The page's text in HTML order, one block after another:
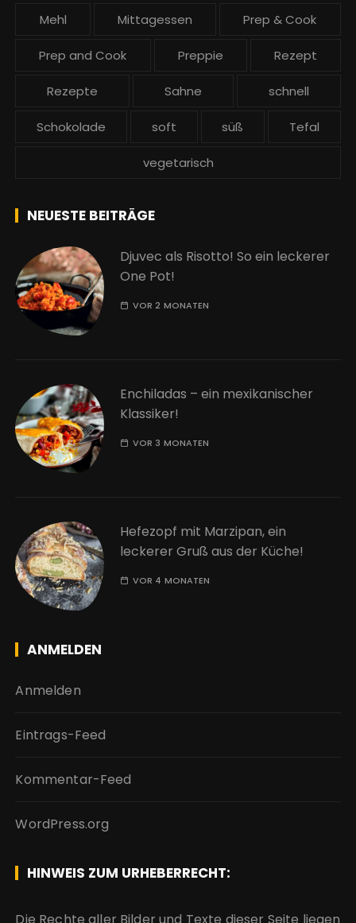
Mehl Mittagessen Prep & Cook
Prep and Cook Preppie Rezept
Rezepte Sahne schnell
Schokolade soft süß Tefal
vegetarisch
NEUESTE BEITRÄGE
Djuvec als Risotto! So ein leckerer
One Pot!
VOR 2 MONATEN
Enchiladas – ein mexikanischer
Klassiker!
VOR 3 MONATEN
Hefezopf mit Marzipan, ein
leckerer Gruß aus der Küche!
VOR 4 MONATEN
ANMELDEN
Anmelden
Eintrags-Feed
Kommentar-Feed
WordPress.org
HINWEIS ZUM URHEBERRECHT: